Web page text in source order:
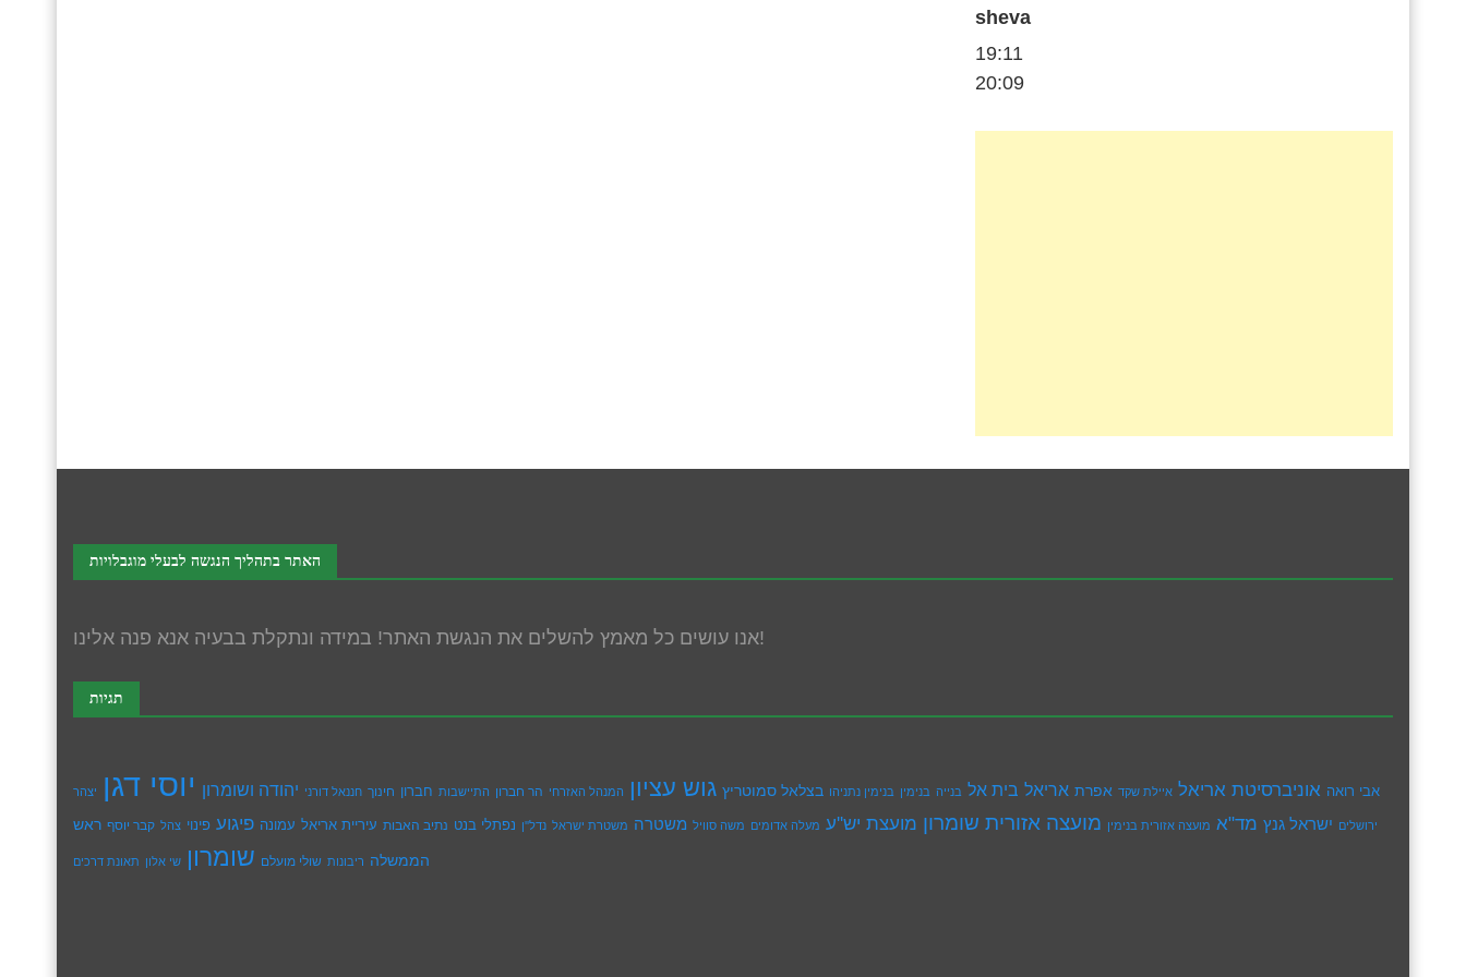
sheva
19:11
20:09
האתר בתהליך הנגשה לבעלי מוגבלויות
אנו עושים כל מאמץ להשלים את הנגשת האתר! במידה ונתקלת בבעיה אנא פנה אלינו!
תגיות
אבי רואה אוניברסיטת אריאל איילת שקד אפרת אריאל בית אל בנייה בנימין בנימין נתניהו בצלאל סמוטריץ גוש עציון המנהל האזרחי הר חברון התיישבות חברון חינוך חננאל דורני יהודה ושומרון יוסי דגן יצהר
ירושלים ישראל גנץ מד"א מועצה אזורית בנימין מועצה אזורית שומרון מועצת יש''ע מעלה אדומים משה סוויל משטרה משטרת ישראל נדל''ן נפתלי בנט נתיב האבות עיריית אריאל עמונה פיגוע פינוי צהל קבר יוסף ראש
הממשלה ריבונות שולי מועלם שומרון שי אלון תאונת דרכים